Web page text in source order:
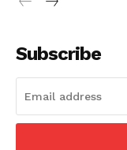
Subscribe